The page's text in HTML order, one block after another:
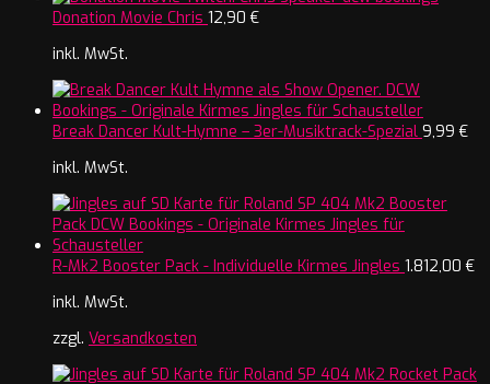
Donation Movie Chris 12,90 €
inkl. MwSt.
Break Dancer Kult-Hymne – 3er-Musiktrack-Spezial 9,99 €
inkl. MwSt.
R-Mk2 Booster Pack - Individuelle Kirmes Jingles 1.812,00 €
inkl. MwSt.
zzgl. Versandkosten